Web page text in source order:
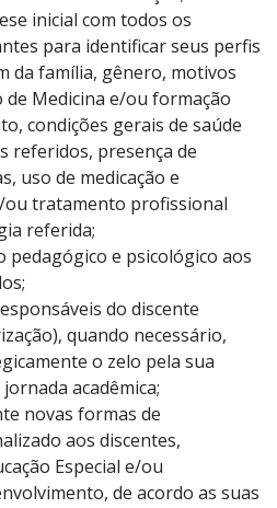
inicial com todos os
para identificar seus perfis
da família, gênero, motivos
de Medicina e/ou formação
condições gerais de saúde
referidos, presença de
uso de medicação e
ou tratamento profissional
referida;
pedagógico e psicológico aos
do discente
quando necessário,
o zelo pela sua
acadêmica;
novas formas de
aos discentes,
Especial e/ou
de acordo as suas